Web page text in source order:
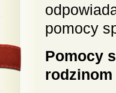
pomocy
Pomocy